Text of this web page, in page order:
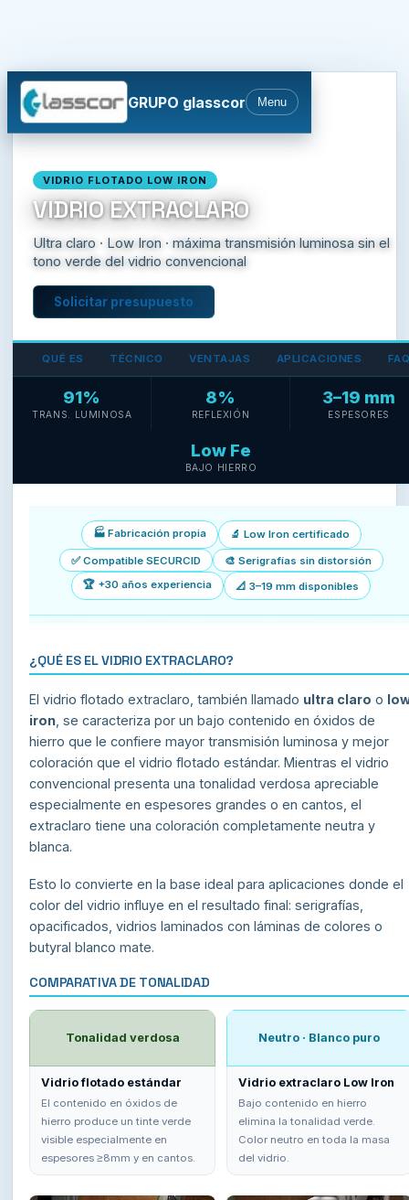
GRUPO glasscor Menu
Inicio › Productos › Visión › Vidrio Extraclaro
VIDRIO FLOTADO LOW IRON
VIDRIO EXTRACLARO
Ultra claro · Low Iron · máxima transmisión luminosa sin el
tono verde del vidrio convencional
Solicitar presupuesto
QUÉ ES TÉCNICO VENTAJAS APLICACIONES
91%
TRANS. LUMINOSA
8%
REFLEXIÓN
3–19 mm
ESPESORES
Low Fe
BAJO HIERRO
🏭 Fabricación propia 🔬 Low Iron certificado
✅ Compatible SECURCID
🎨 Serigrafías sin distorsión
🏆 +30 años experiencia
📐 3–19 mm disponibles
¿QUÉ ES EL VIDRIO EXTRACLARO?
El vidrio flotado extraclaro, también llamado ultra claro o
iron , se caracteriza por un bajo contenido en óxidos de
hierro que le confiere mayor transmisión luminosa y mejor
coloración que el vidrio flotado estándar. Mientras el vidrio
convencional presenta una tonalidad verdosa apreciable
especialmente en espesores grandes o en cantos, el
extraclaro tiene una coloración completamente neutra y
blanca.
Esto lo convierte en la base ideal para aplicaciones donde el
color del vidrio influye en el resultado final: serigrafías,
opacificados, vidrios laminados con láminas de colores o
butyral blanco mate.
COMPARATIVA DE TONALIDAD
Tonalidad verdosa
Vidrio flotado estándar
El contenido en óxidos de
hierro produce un tinte verde
visible especialmente en
espesores ≥8mm y en cantos.
Neutro · Blanco puro
Vidrio extraclaro Low Iron
Bajo contenido en hierro
elimina la tonalidad verde.
Color neutro en toda la masa
del vidrio.